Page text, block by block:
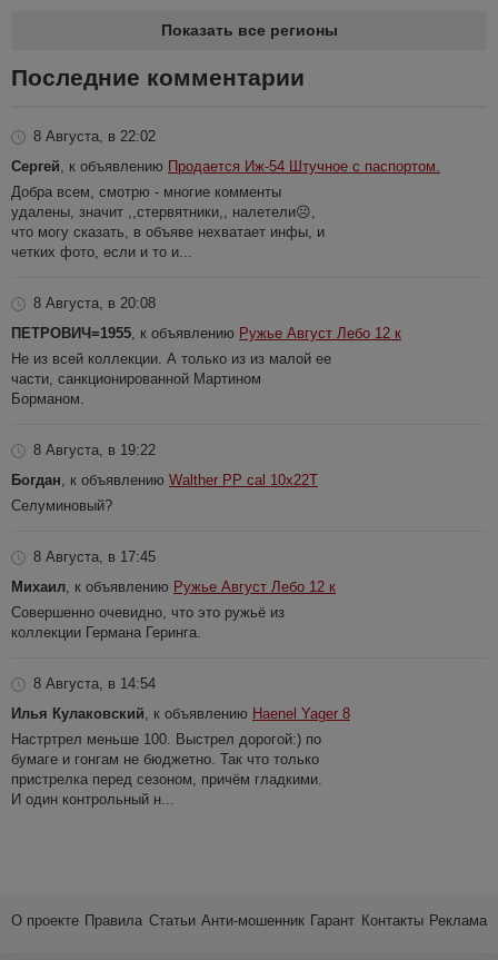
Показать все регионы
Последние комментарии
8 Августа, в 22:02
Сергей, к объявлению Продается Иж-54 Штучное с паспортом.
Добра всем, смотрю - многие комменты
удалены, значит ,,стервятники,, налетели☹️,
что могу сказать, в объяве нехватает инфы, и
четких фото, если и то и...
8 Августа, в 20:08
ПЕТРОВИЧ=1955, к объявлению Ружье Август Лебо 12 к
Не из всей коллекции. А только из из малой ее
части, санкционированной Мартином
Борманом.
8 Августа, в 19:22
Богдан, к объявлению Walther PP cal 10x22T
Селуминовый?
8 Августа, в 17:45
Михаил, к объявлению Ружье Август Лебо 12 к
Совершенно очевидно, что это ружьё из
коллекции Германа Геринга.
8 Августа, в 14:54
Илья Кулаковский, к объявлению Haenel Yager 8
Настртрел меньше 100. Выстрел дорогой:) по
бумаге и гонгам не бюджетно. Так что только
пристрелка перед сезоном, причём гладкими.
И один контрольный н...
О проекте Правила Статьи Анти-мошенник Гарант Контакты Реклама